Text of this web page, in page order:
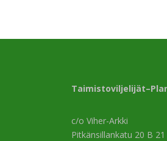
c/o Viher-Arkki
Pitkänsillankatu 20 B 21